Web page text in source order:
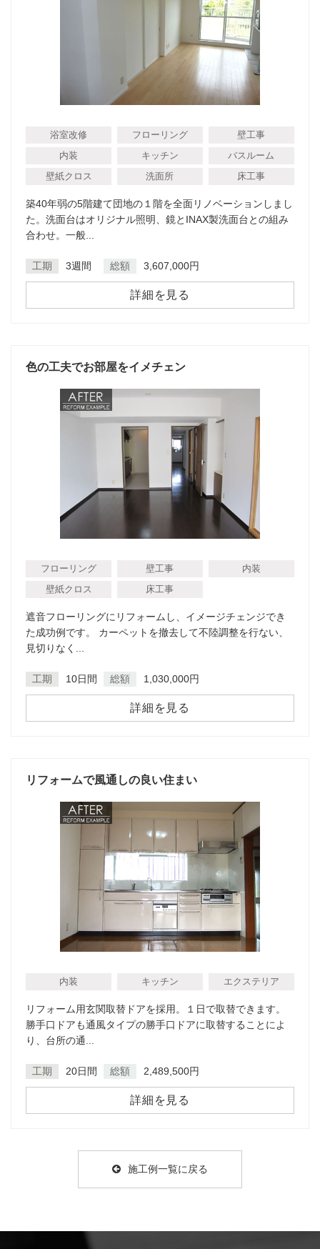
浴室改修 フローリング
壁工事
内装
キッチン
バスルーム
壁紙クロス
洗面所 床工事
築40年弱の5階建て団地の１階を全面リノベーションしまし
た。洗面台はオリジナル照明、鏡とINAX製洗面台との組み
合わせ。一般...
工期 3週間 総額 3,607,000円
詳細を見る
色の工夫でお部屋をイメチェン
フローリング 壁工事
内装
壁紙クロス
床工事
遮音フローリングにリフォームし、イメージチェンジでき
た成功例です。 カーペットを撤去して不陸調整を行ない、
見切りなく...
工期 10日間 総額 1,030,000円
詳細を見る
リフォームで風通しの良い住まい
内装 キッチン エクステリア
リフォーム用玄関取替ドアを採用。１日で取替できます。
勝手口ドアも通風タイプの勝手口ドアに取替することによ
り、台所の通...
工期 20日間 総額 2,489,500円
詳細を見る
施工例一覧に戻る